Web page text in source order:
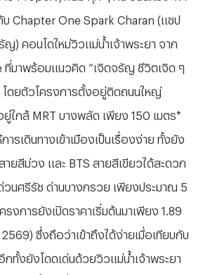
Chapter One Spark Charan (แชป
ญ) คอนโดใหม่วิวแม่น้ำเจ้าพระยา จาก
ที่มาพร้อมแนวคิด “เจิดจรัญ ชีวิตเจิด ๆ
โดยตัวโครงการตั้งอยู่ติดถนนใหญ่
ใกล้ MRT บางพลัด เพียง 150 เมตร*
ารเดินทางเข้าเมืองเป็นเรื่องง่าย ทั้งยัง
ายสีม่วง และ BTS สายสีเขียวได้สะดวก
นศรีรัช ด่านบางกรวย เพียงประมาณ 5
งการยังเปิดราคาเริ่มต้นมาเพียง 1.89
ซึ่งถือว่าเข้าถึงได้ง่ายเมื่อเทียบกับ
ทั้งยังโดดเด่นด้วยวิวแม่น้ำเจ้าพระยา